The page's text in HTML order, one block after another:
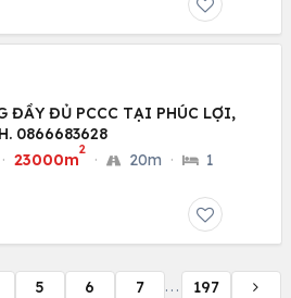
ĐẦY ĐỦ PCCC TẠI PHÚC LỢI,
0866683628
· 23000m
2
· 20m · 1
5 6 7 ... 197